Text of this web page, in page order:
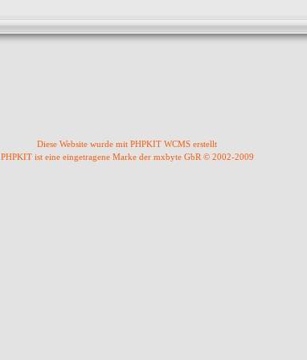
Diese Website wurde mit PHPKIT WCMS erstellt
PHPKIT ist eine eingetragene Marke der mxbyte GbR © 2002-2009